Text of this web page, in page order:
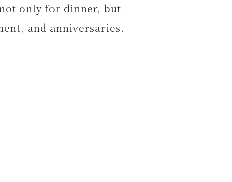
only for dinner, but
and anniversaries.